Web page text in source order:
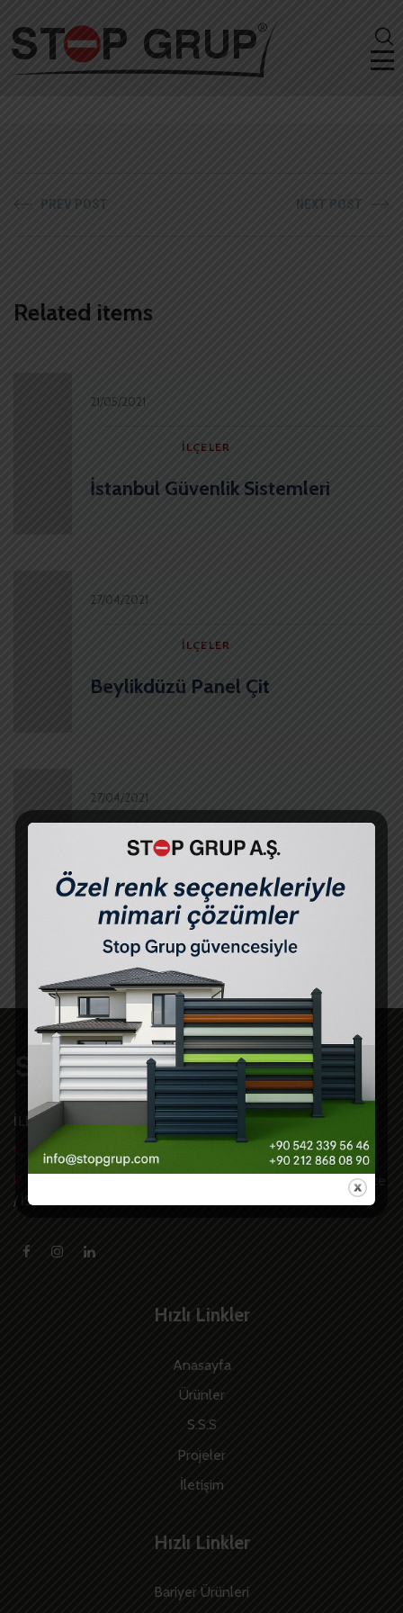
PREV POST NEXT POST
Related items
21/05/2021
İLÇELER
İstanbul Güvenlik Sistemleri
27/04/2021
İLÇELER
Beylikdüzü Panel Çit
27/04/2021
İLÇELER
Büyükçekmece Panel Çit
Büyükçekmece Panel Çit Nedir ?
Büyükçekmece Panel Çit dekoratif özelliği
dışında çevre güv
İLETİŞİM
Bizi Arayın +90 212 868 08 90 pbx
Güzelce Mah. İskenderun Cad. No:6 E-5 Üzeri Büyükçekmece
/ İSTANBUL -TR
Hızlı Linkler
Anasayfa
Ürünler
S.S.S
Projeler
İletişim
Hızlı Linkler
Bariyer Ürünleri